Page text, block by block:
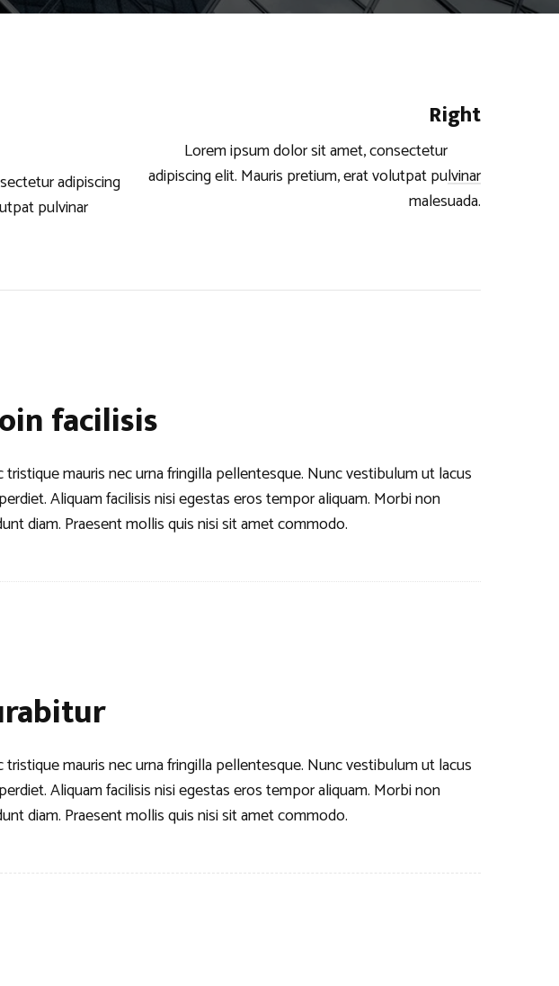
adipiscing
pulvinar
Right
Lorem ipsum dolor sit amet, consectetur
adipiscing elit. Mauris pretium, erat volutpat pulvinar
malesuada.
facilisis
tristique mauris nec urna fringilla pellentesque. Nunc vestibulum ut lacus
Aliquam facilisis nisi egestas eros tempor aliquam. Morbi non
diam. Praesent mollis quis nisi sit amet commodo.
tristique mauris nec urna fringilla pellentesque. Nunc vestibulum ut lacus
Aliquam facilisis nisi egestas eros tempor aliquam. Morbi non
diam. Praesent mollis quis nisi sit amet commodo.